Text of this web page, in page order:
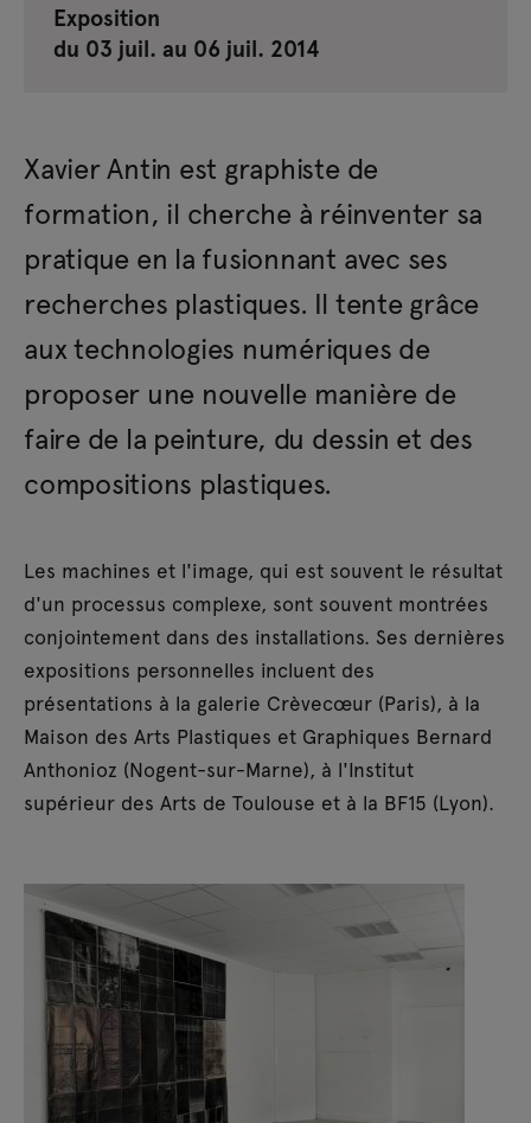
Exposition
du 03 juil. au 06 juil. 2014
Xavier Antin est graphiste de
formation, il cherche à réinventer sa
pratique en la fusionnant avec ses
recherches plastiques. Il tente grâce
aux technologies numériques de
proposer une nouvelle manière de
faire de la peinture, du dessin et des
compositions plastiques.
Les machines et l'image, qui est souvent le résultat
d'un processus complexe, sont souvent montrées
conjointement dans des installations. Ses dernières
expositions personnelles incluent des
présentations à la galerie Crèvecœur (Paris), à la
Maison des Arts Plastiques et Graphiques Bernard
Anthonioz (Nogent-sur-Marne), à l'Institut
supérieur des Arts de Toulouse et à la BF15 (Lyon).